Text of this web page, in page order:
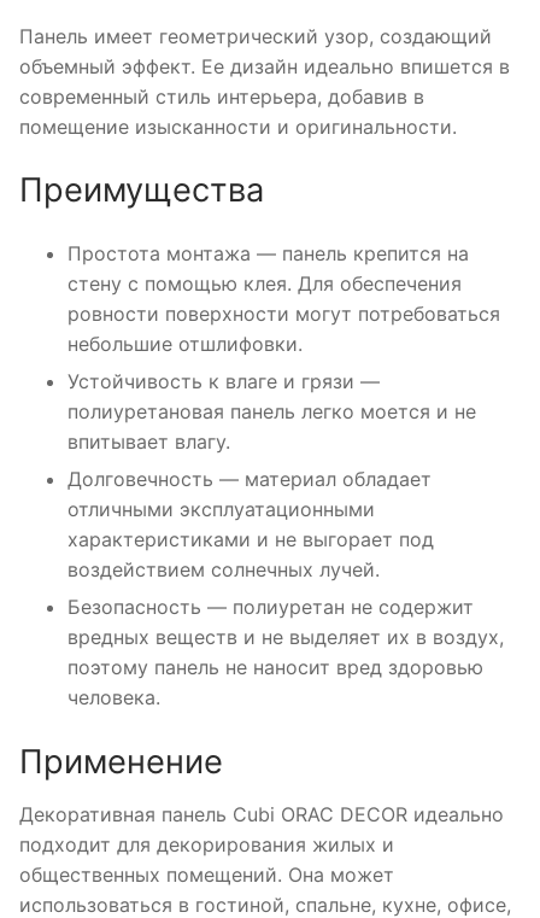
Панель имеет геометрический узор, создающий
объемный эффект. Ее дизайн идеально впишется в
современный стиль интерьера, добавив в
помещение изысканности и оригинальности.
Преимущества
Простота монтажа — панель крепится на
стену с помощью клея. Для обеспечения
ровности поверхности могут потребоваться
небольшие отшлифовки.
Устойчивость к влаге и грязи —
полиуретановая панель легко моется и не
впитывает влагу.
Долговечность — материал обладает
отличными эксплуатационными
характеристиками и не выгорает под
воздействием солнечных лучей.
Безопасность — полиуретан не содержит
вредных веществ и не выделяет их в воздух,
поэтому панель не наносит вред здоровью
человека.
Применение
Декоративная панель Cubi ORAC DECOR идеально
подходит для декорирования жилых и
общественных помещений. Она может
использоваться в гостиной, спальне, кухне, офисе,